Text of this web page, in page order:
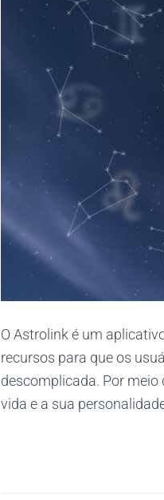
O Astrolink é um
recursos para que os
descomplicada. Por meio
vida e a sua